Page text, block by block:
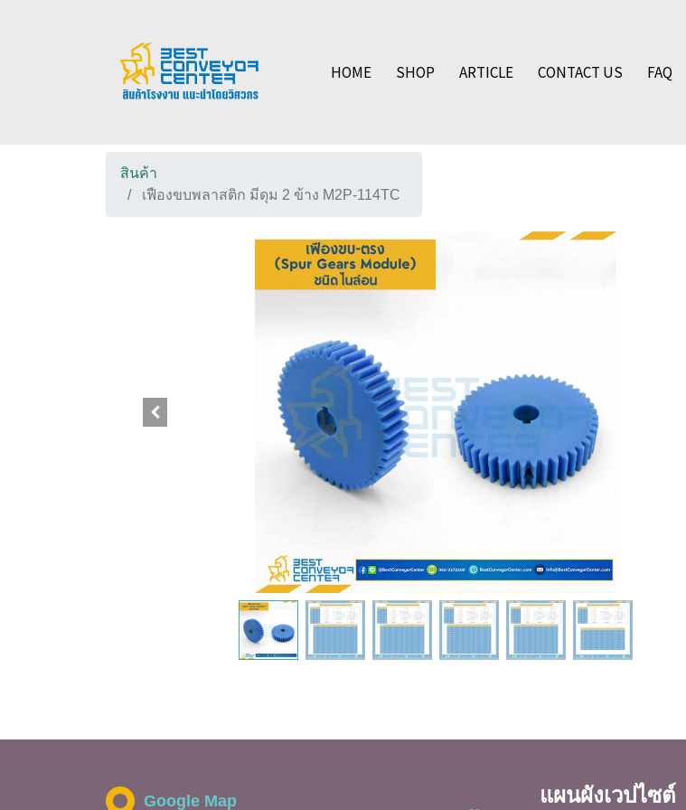
HOME SHOP ARTICLE CONTACT US FAQ
สินค้า
เฟืองขบพลาสติก มีดุม 2 ข้าง M2P-114TC
Google Map
แผนผังเวปไซต์